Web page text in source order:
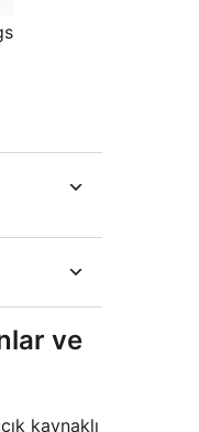
ve
kaynaklı